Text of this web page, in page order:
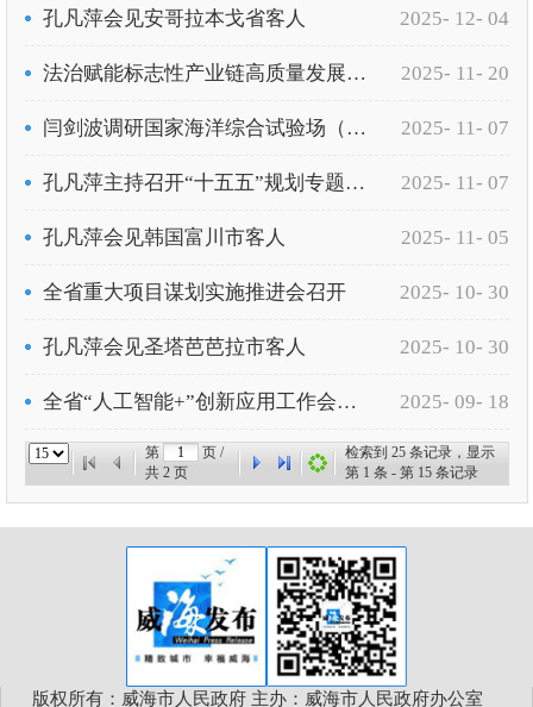
孔凡萍会见安哥拉本戈省客人 2025- 12- 04
法治赋能标志性产业链高质量发展大会召开 2025- 11- 20
闫剑波调研国家海洋综合试验场（威海）建设工作 2025- 11- 07
孔凡萍主持召开“十五五”规划专题会议 2025- 11- 07
孔凡萍会见韩国富川市客人 2025- 11- 05
全省重大项目谋划实施推进会召开 2025- 10- 30
孔凡萍会见圣塔芭芭拉市客人 2025- 10- 30
全省“人工智能+”创新应用工作会议召开 2025- 09- 18
第
页 /
共 2页
检索到 25条记录，显示
第 1 条 - 第 15条记录
版权所有：威海市人民政府 主办：威海市人民政府办公室